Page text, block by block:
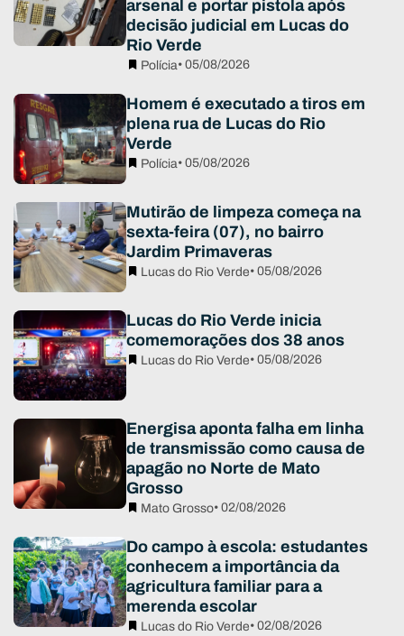
arsenal e portar pistola após
decisão judicial em Lucas do
Rio Verde
Polícia• 05/08/2026
Homem é executado a tiros em
plena rua de Lucas do Rio
Verde
Polícia• 05/08/2026
Mutirão de limpeza começa na
sexta-feira (07), no bairro
Jardim Primaveras
Lucas do Rio Verde• 05/08/2026
Lucas do Rio Verde inicia
comemorações dos 38 anos
Lucas do Rio Verde• 05/08/2026
Energisa aponta falha em linha
de transmissão como causa de
apagão no Norte de Mato
Grosso
Mato Grosso• 02/08/2026
Do campo à escola: estudantes
conhecem a importância da
agricultura familiar para a
merenda escolar
Lucas do Rio Verde• 02/08/2026